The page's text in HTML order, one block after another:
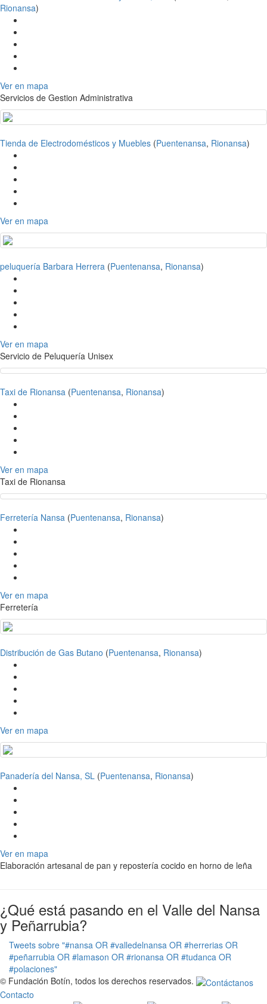
Rionansa)
Ver en mapa
Servicios de Gestion Administrativa
Tienda de Electrodomésticos y Muebles (Puentenansa, Rionansa)
Ver en mapa
peluquería Barbara Herrera (Puentenansa, Rionansa)
Ver en mapa
Servicio de Peluquería Unisex
Taxi de Rionansa (Puentenansa, Rionansa)
Ver en mapa
Taxi de Rionansa
Ferretería Nansa (Puentenansa, Rionansa)
Ver en mapa
Ferretería
Distribución de Gas Butano (Puentenansa, Rionansa)
Ver en mapa
Panadería del Nansa, SL (Puentenansa, Rionansa)
Ver en mapa
Elaboración artesanal de pan y repostería cocido en horno de leña
¿Qué está pasando en el Valle del Nansa
y Peñarrubia?
Tweets sobre "#nansa OR #valledelnansa OR #herrerias OR
#peñarrubia OR #lamason OR #rionansa OR #tudanca OR
#polaciones"
© Fundación Botín, todos los derechos reservados.
Contacto